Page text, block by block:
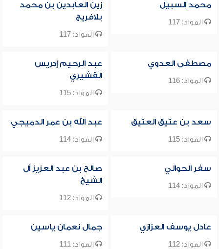
محمد السبيل
المواد: 117
زين العابدين بن محمد
بلافريج
المواد: 117
مصطفى العدوي
المواد: 116
عبد الرحيم إدريس
القشيري
المواد: 115
سعد بن عتيق العتيق
المواد: 115
عبد الله بن عمر الدميجي
المواد: 114
سفر الحوالي
المواد: 114
صالح بن عبد العزيز آل
الشيخ
المواد: 112
عادل يوسف العزازي
المواد: 112
جمال نعمان ياسين
المواد: 111